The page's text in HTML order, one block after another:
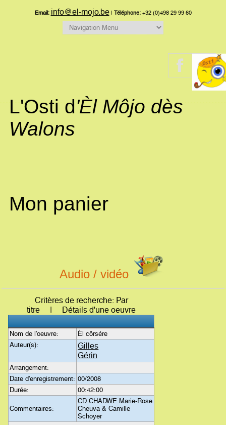
Email: info@el-mojo.be| Téléphone:+32 (0)498 29 99 60
L'Osti d'Èl Môjo dès
Walons
Mon panier
Audio / vidéo
Critères de recherche: Par
titre | Détails d'une oeuvre
Nom de l'oeuvre:
Èl côrsére
Auteur(s):
Gilles
Gérin
Arrangement:
Date d'enregistrement: 00/2008
Durée:
00:42:00
Commentaires:
CD CHADWE Marie-Rose
Cheuva & Camille
Schoyer